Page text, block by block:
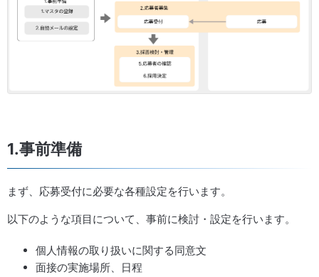
1.事前準備
まず、応募受付に必要な各種設定を行います。
以下のような項目について、事前に検討・設定を行います。
個人情報の取り扱いに関する同意文
面接の実施場所、日程